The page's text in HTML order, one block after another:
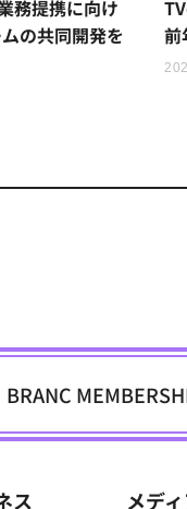
務提携に向け
の共同開発を
前
BRANC
ス メデ